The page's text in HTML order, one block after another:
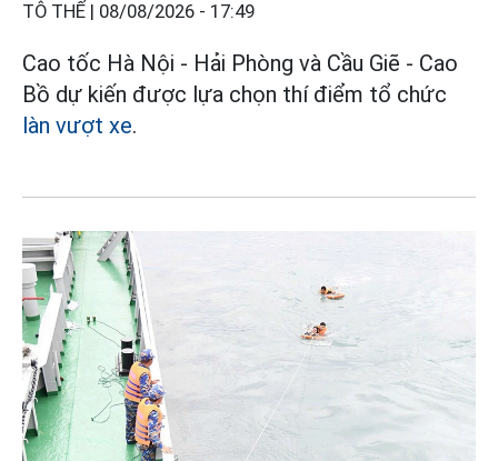
TÔ THẾ | 08/08/2026 - 17:49
Cao tốc Hà Nội - Hải Phòng và Cầu Giẽ - Cao
Bồ dự kiến được lựa chọn thí điểm tổ chức
làn vượt xe.